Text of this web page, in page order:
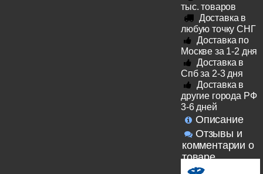
тыс. товаров
Доставка в
любую точку СНГ
Доставка по
Москве за 1-2 дня
Доставка в
Спб за 2-3 дня
Доставка в
другие города РФ
3-6 дней
Описание
Отзывы и
комментарии о
товаре